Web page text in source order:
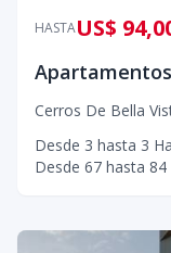
HASTAUS$
Cerros De Bella
Desde 3 hasta 3
Desde 67 hasta 84